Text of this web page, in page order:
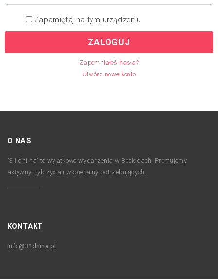
Zapamiętaj na tym urządzeniu
ZALOGUJ
Zapomniałeś hasła?
Utwórz nowe konto
O NAS
"31 dni na" to wyjątkowe wydarzenia w Beskidach. Promujemy
aktywny tryb życia i wspieramy potrzebujących.
KONTAKT
info@31dnina.pl